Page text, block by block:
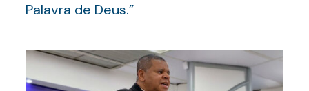
Palavra de Deus.”